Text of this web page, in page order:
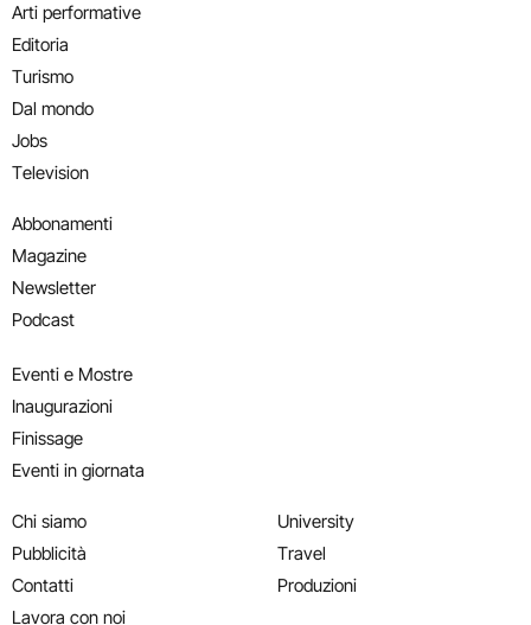
Arti performative
Editoria
Turismo
Dal mondo
Jobs
Television
Abbonamenti
Magazine
Newsletter
Podcast
Eventi e Mostre
Inaugurazioni
Finissage
Eventi in giornata
Chi siamo
Pubblicità
Contatti
Lavora con noi
University
Travel
Produzioni